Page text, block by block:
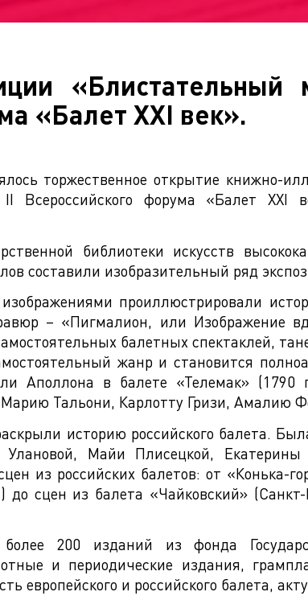
«Балет XXI век».
торжественное открытие книжно-
Всероссийского форума «Балет XXI
библиотеки искусств
составили изобразительный ряд
проиллюстрировали
– «Пигмалион, или Изображение
балетных спектаклей,
жанр и становится
Аполлона в балете «Телемак»
Тальони, Карлотту Гризи, Амалию
историю российского балета.
Майи Плисецкой,
из российских балетов: от «Конька-
сцен из балета «Чайковский»
200 изданий из фонда
и периодические издания,
европейского и российского балета,